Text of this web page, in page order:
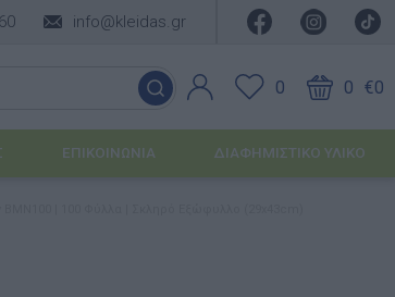
info@kleidas.gr
0 0 €0
ΕΠΙΚΟΙΝΩΝΊΑ ΔΙΑΦΗΜΙΣΤΙΚΟ ΥΛΙΚΟ